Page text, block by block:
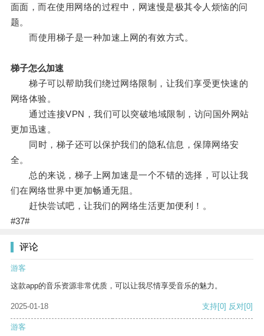
面面，而在使用网络的过程中，网速慢是极其令人烦恼的问
题。
而使用梯子是一种加速上网的有效方式。
梯子怎么加速
梯子可以帮助我们绕过网络限制，让我们享受更快速的
网络体验。
通过连接VPN，我们可以突破地域限制，访问国外网站
更加迅速。
同时，梯子还可以保护我们的隐私信息，保障网络安
全。
总的来说，梯子上网加速是一个不错的选择，可以让我
们在网络世界中更加畅通无阻。
赶快尝试吧，让我们的网络生活更加便利！。
#37#
评论
游客
这款app的音乐资源非常优质，可以让我尽情享受音乐的魅力。
2025-01-18 支持[0] 反对[0]
游客